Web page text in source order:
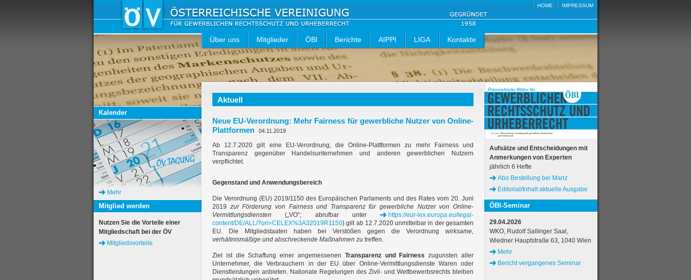
HOME IMPRESSUM
Über uns Mitglieder ÖBl Berichte AIPPI LIGA Kontakte
Aktuell
Neue EU-Verordnung: Mehr Fairness für gewerbliche Nutzer von Online-
Plattformen
04.11.2019
Ab 12.7.2020 gilt eine EU-Verordnung, die Online-Plattformen zu mehr Fairness und
Transparenz gegenüber Handelsunternehmen und anderen gewerblichen Nutzern
verpflichtet.
Gegenstand und Anwendungsbereich
Die Verordnung (EU) 2019/1150 des Europäischen Parlaments und des Rates vom 20. Juni
2019 zur Förderung von Fairness und Transparenz für gewerbliche Nutzer von Online-
Vermittlungsdiensten („VO“; abrufbar unter
https://eur-lex.europa.eu/legal-
content/DE/ALL/?uri=CELEX%3A32019R1150) gilt ab 12.7.2020 unmittelbar in der gesamten
EU. Die Mitgliedstaaten haben bei Verstößen gegen die Verordnung wirksame,
verhältnismäßige und abschreckende Maßnahmen zu treffen.
Ziel ist die Schaffung einer angemessenen Transparenz und Fairness zugunsten aller
Unternehmer, die Verbrauchern in der EU über Online-Vermittlungsdienste Waren oder
Dienstleistungen anbieten. Nationale Regelungen des Zivil- und Wettbewerbsrechts bleiben
Kalender
Mehr
Mitglied werden
Nutzen Sie die Vorteile einer
Mitgliedschaft bei der ÖV
Mitgliedsvorteile
Aufsätze und Entscheidungen mit
Anmerkungen von Experten
jährlich 6 Hefte
Abo Bestellung bei Manz
Editorial/Inhalt aktuelle Ausgabe
ÖBl-Seminar
29.04.2026
WKO, Rudolf Sallinger Saal,
Wiedner Hauptstraße 63, 1040 Wien
Mehr
Bericht vergangenes Seminar